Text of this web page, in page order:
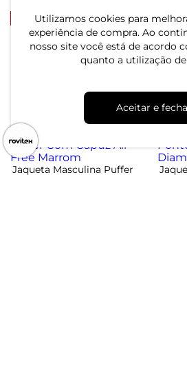
Utilizamos cookies para
experiência de compra. Ao
nosso site você está de acordo
quanto a utilização
Aceitar e
-39%
Jaqueta Masculina
Microfibra Com Bolso
R$ 174,99
ou 5x de R$ 34,99 sem juros
-25%
Em
ou 5x
-48%
Jaqueta Masculina Puffer